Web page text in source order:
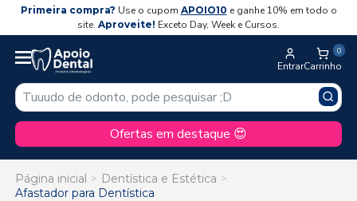
Primeira compra? Use o cupom APOIO10 e ganhe 10% em todo o
site. Aproveite! Exceto Day, Week e Cursos.
Entrar
0
Carrinho
Ofertas em destaque 😍
Página inicial
Dentística e Estética
Afastador para Dentística